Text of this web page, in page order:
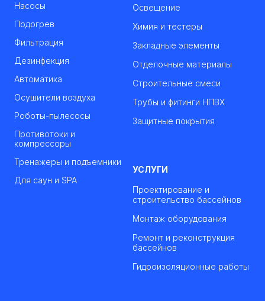
Насосы
Подогрев
Фильтрация
Дезинфекция
Автоматика
Осушители воздуха
Роботы-пылесосы
Противотоки и
компрессоры
Тренажеры и подъемники
Для саун и SPA
Освещение
Химия и тестеры
Закладные элементы
Отделочные материалы
Строительные смеси
Трубы и фитинги НПВХ
Защитные покрытия
УСЛУГИ
Проектирование и
строительство бассейнов
Монтаж оборудования
Ремонт и реконструкция
бассейнов
Гидроизоляционные работы